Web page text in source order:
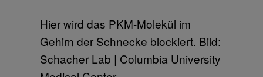
Hier wird das PKM-Molekül im
Gehirn der Schnecke blockiert. Bild:
Schacher Lab | Columbia University